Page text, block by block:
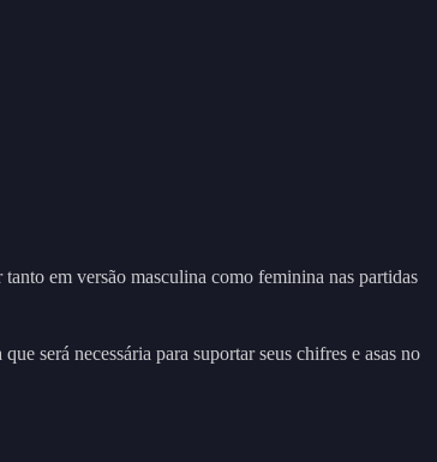
em versão masculina como feminina nas partidas
será necessária para suportar seus chifres e asas no